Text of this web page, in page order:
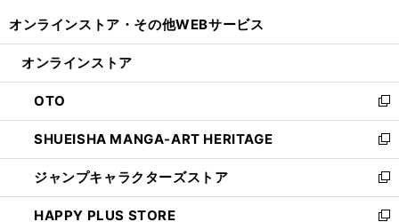
開
ン
ウ
で
開
く
ウ
ン
ド
ウ
で
開
く
オンラインストア・ その他WEBサービス
オンラインストア
OTO
新
し
い
ウ
ィ
ン
ド
SHUEISHA MANGA-ART HERITAGE
新
し
い
ウ
ィ
ジャンプキャラクターズストア
新
し
い
HAPPY PLUS STORE